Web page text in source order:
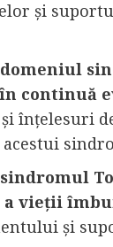
și
continuă
înțelesuri
a vieții
și